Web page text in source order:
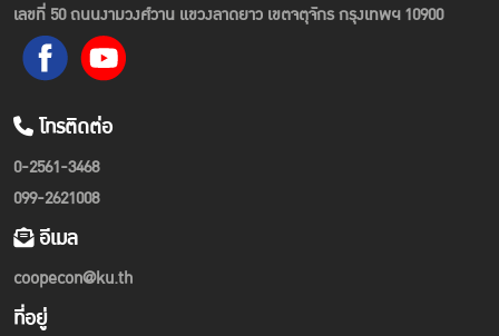
เลขที่ 50 ถนนงามวงศ์วาน แขวงลาดยาว เขตจตุจักร กรุงเทพฯ 10900
โทรติดต่อ
0-2561-3468
099-2621008
อีเมล
coopecon@ku.th
ที่อยู่